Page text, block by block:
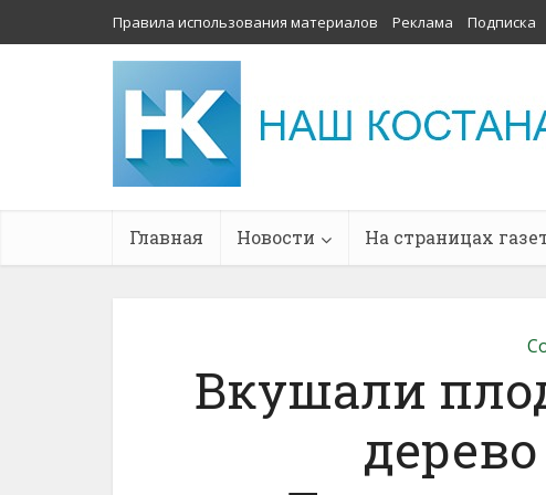
Правила использования материалов Реклама Подписка
Главная Новости На страницах
Вкушали